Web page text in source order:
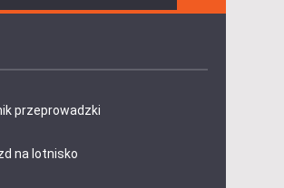
przeprowadzki
na lotnisko